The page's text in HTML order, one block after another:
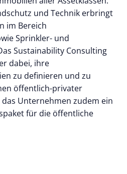
und Technik erbringt
im Bereich
Sprinkler- und
Sustainability Consulting
dabei, ihre
zu definieren und zu
öffentlich-privater
Unternehmen zudem ein
für die öffentliche